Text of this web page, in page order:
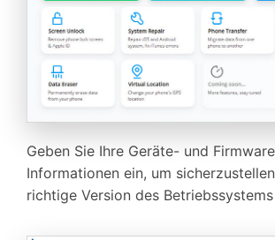
Geben Sie Ihre Geräte- und
Informationen ein, um
richtige Version des